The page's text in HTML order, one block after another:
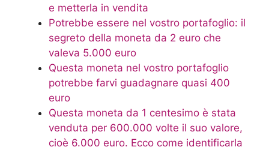
e metterla in vendita
Potrebbe essere nel vostro portafoglio: il
segreto della moneta da 2 euro che
valeva 5.000 euro
Questa moneta nel vostro portafoglio
potrebbe farvi guadagnare quasi 400
euro
Questa moneta da 1 centesimo è stata
venduta per 600.000 volte il suo valore,
cioè 6.000 euro. Ecco come identificarla